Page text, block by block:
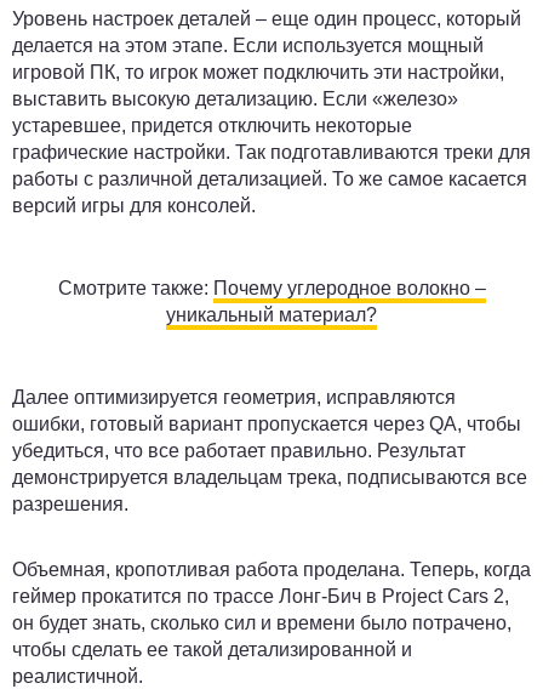
Уровень настроек деталей – еще один процесс, который
делается на этом этапе. Если используется мощный
игровой ПК, то игрок может подключить эти настройки,
выставить высокую детализацию. Если «железо»
устаревшее, придется отключить некоторые
графические настройки. Так подготавливаются треки для
работы с различной детализацией. То же самое касается
версий игры для консолей.
Смотрите также: Почему углеродное волокно –
уникальный материал?
Далее оптимизируется геометрия, исправляются
ошибки, готовый вариант пропускается через QA, чтобы
убедиться, что все работает правильно. Результат
демонстрируется владельцам трека, подписываются все
разрешения.
Объемная, кропотливая работа проделана. Теперь, когда
геймер прокатится по трассе Лонг-Бич в Project Cars 2,
он будет знать, сколько сил и времени было потрачено,
чтобы сделать ее такой детализированной и
реалистичной.